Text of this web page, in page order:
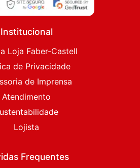
Institucional
Loja Faber-Castell
de Privacidade
de Imprensa
Atendimento
Lojista
Frequentes